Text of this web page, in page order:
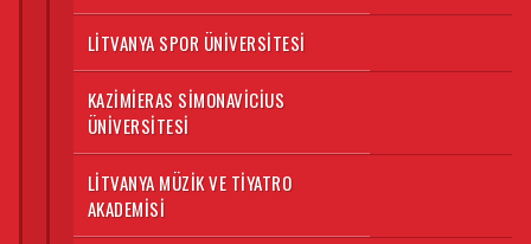
LITVANYA SPOR ÜNIVERSITESI
KAZIMIERAS SIMONAVICIUS
ÜNIVERSITESI
LITVANYA MÜZIK VE TIYATRO
AKADEMISI